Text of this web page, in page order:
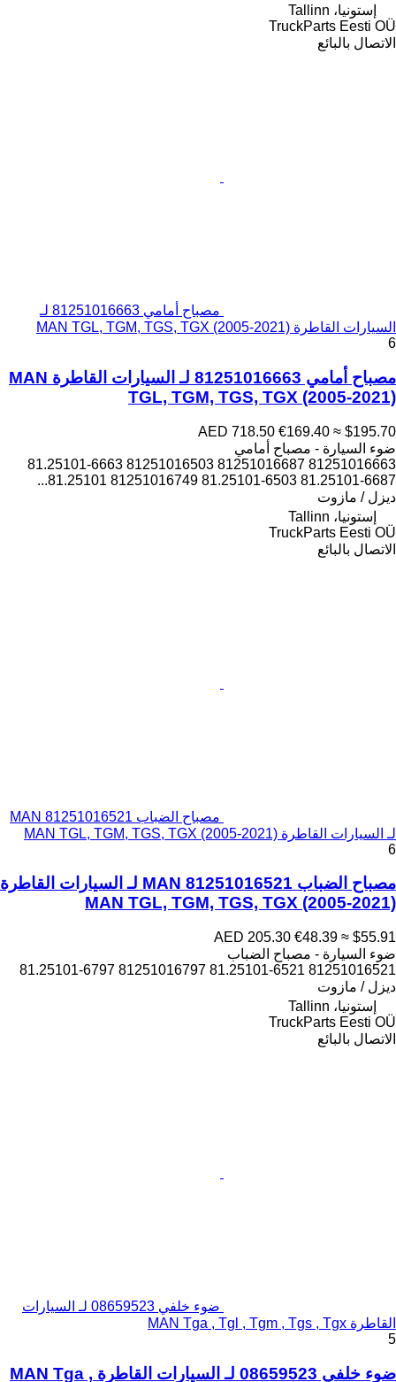
إستونيا، Tallinn
TruckParts Eesti OÜ
الاتصال بالبائع
مصباح أمامي 81251016663 لـ
السيارات القاطرة MAN TGL, TGM, TGS, TGX (2005-2021)
6
مصباح أمامي 81251016663 لـ السيارات القاطرة MAN
TGL, TGM, TGS, TGX (2005-2021)
AED 718.50 €169.40 ≈ $195.70
ضوء السيارة - مصباح أمامي
81251016663 81251016687 81251016503 81.25101-6663
81.25101-6687 81.25101-6503 81251016749 81.25101...
ديزل / مازوت
إستونيا، Tallinn
TruckParts Eesti OÜ
الاتصال بالبائع
مصباح الضباب MAN 81251016521
لـ السيارات القاطرة MAN TGL, TGM, TGS, TGX (2005-2021)
6
مصباح الضباب MAN 81251016521 لـ السيارات القاطرة
MAN TGL, TGM, TGS, TGX (2005-2021)
AED 205.30 €48.39 ≈ $55.91
ضوء السيارة - مصباح الضباب
81251016521 81.25101-6521 81251016797 81.25101-6797
ديزل / مازوت
إستونيا، Tallinn
TruckParts Eesti OÜ
الاتصال بالبائع
ضوء خلفي 08659523 لـ السيارات
القاطرة MAN Tga , Tgl , Tgm , Tgs , Tgx
5
ضوء خلفي 08659523 لـ السيارات القاطرة MAN Tga ,